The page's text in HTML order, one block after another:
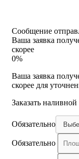
Сообщение
Ваша заявка
скорее
0%
Ваша заявка
скорее для
Заказать
Обязательно
Обязательно